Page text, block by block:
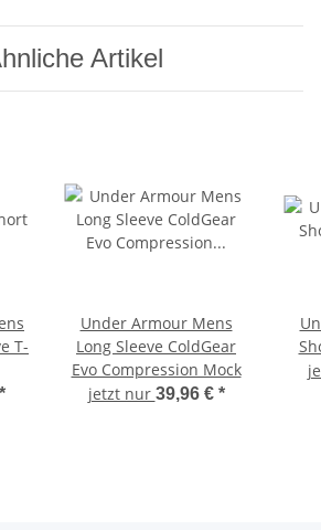
Artikel
T-
*
Under Armour Mens
Long Sleeve ColdGear
Evo Compression Mock
jetzt nur 39,96 € *